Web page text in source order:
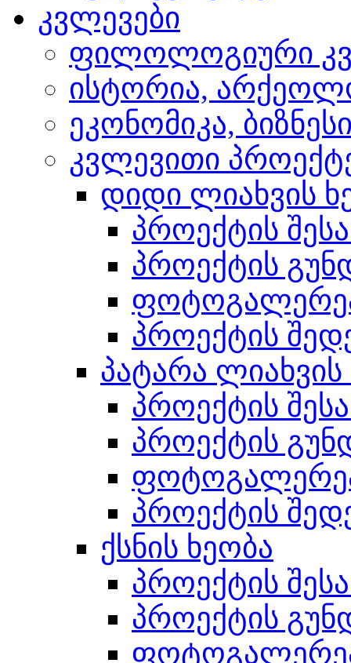
კვლევები
ფილოლოგიური
ისტორია,
ეკონომიკა,
კვლევითი
დიდი ლიახვის
პროექტის
პროექტის
პროექტის
პატარა ლიახვის
პროექტის
პროექტის
პროექტის
ქსნის ხეობა
პროექტის
პროექტის